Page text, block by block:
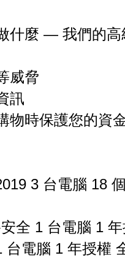
什麼 — 我們的高
威脅
訊
物時保護您的資
3 台電腦 18
全 1 台電腦 1
台電腦 1 年授權